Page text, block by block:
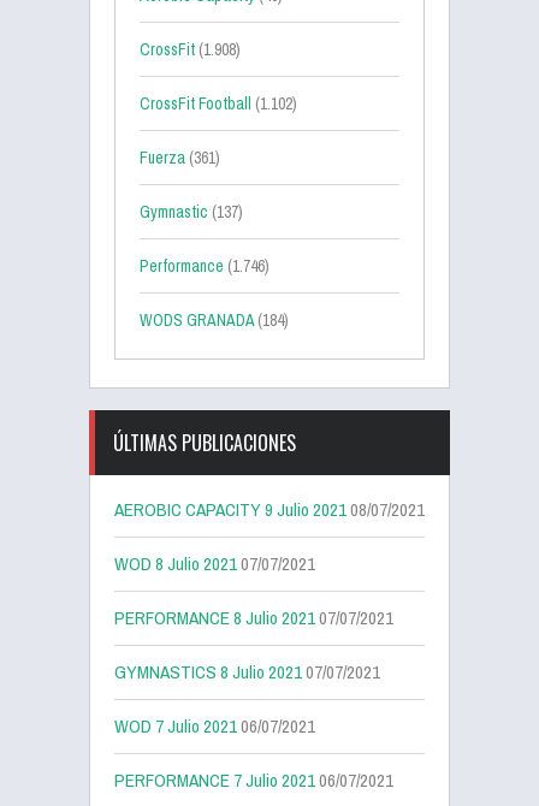
CrossFit (1.908)
CrossFit Football (1.102)
Fuerza (361)
Gymnastic (137)
Performance (1.746)
WODS GRANADA(184)
ÚLTIMAS PUBLICACIONES
AEROBIC CAPACITY 9 Julio 202108/07/2021
WOD 8 Julio 202107/07/2021
PERFORMANCE 8 Julio 202107/07/2021
GYMNASTICS 8 Julio 202107/07/2021
WOD 7 Julio 202106/07/2021
PERFORMANCE 7 Julio 202106/07/2021